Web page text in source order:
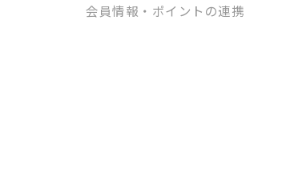
会員情報・ポイントの連携